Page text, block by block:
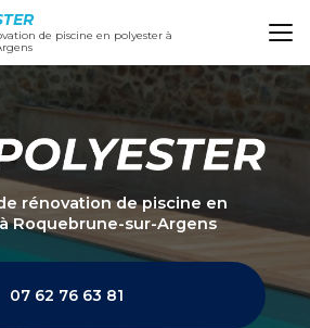
rénovation de piscine en
à Roquebrune-sur-Argens
07 62 76 63 81